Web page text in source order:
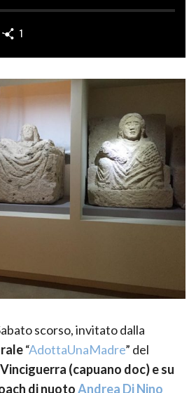
1
scorso, invitato dalla
“AdottaUnaMadre” del
(capuano doc) e su
di nuotoAndrea Di Nino